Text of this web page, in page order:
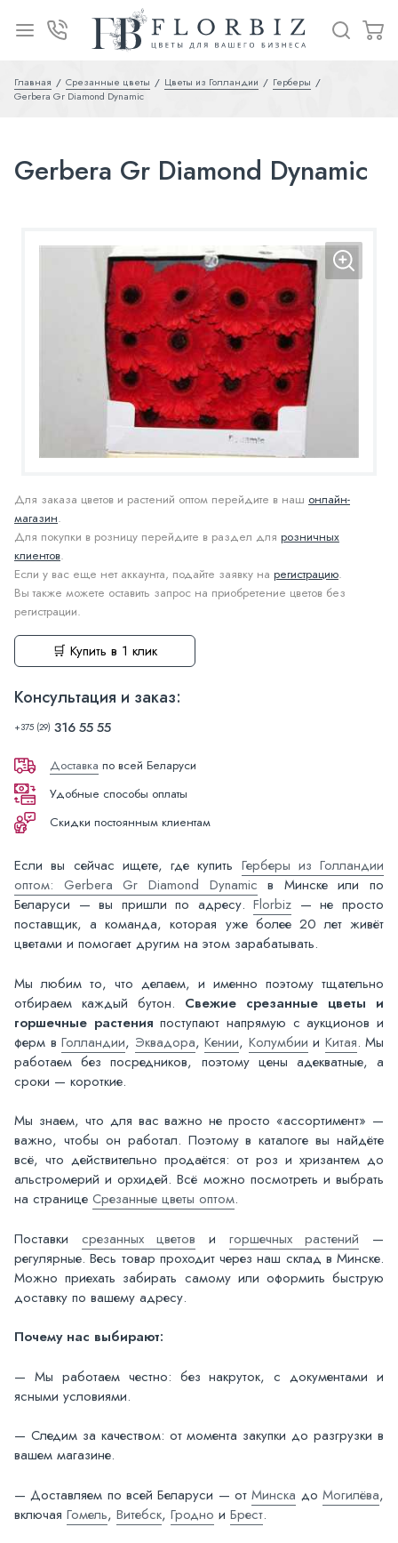
Главная Срезанные цветы Цветы из Голландии
Герберы
Gerbera Gr Diamond Dynamic
Gerbera Gr Diamond Dynamic
Для заказа цветов и растений оптом перейдите в наш онлайн-
магазин.
Для покупки в розницу перейдите в раздел для розничных
клиентов.
Если у вас еще нет аккаунта, подайте заявку на регистрацию.
Вы также можете оставить запрос на приобретение цветов без
регистрации.
🛒 Купить в 1 клик
Консультация и заказ:
+375 (29) 316 55 55
Доставка по всей Беларуси
Удобные способы оплаты
Скидки постоянным клиентам
Если вы сейчас ищете, где купить Герберы из Голландии
оптом: Gerbera Gr Diamond Dynamic в Минске или по
Беларуси — вы пришли по адресу.Florbiz — не просто
поставщик, а команда, которая уже более 20 лет живёт
цветами и помогает другим на этом зарабатывать.
Мы любим то, что делаем, и именно поэтому тщательно
отбираем каждый бутон. Свежие срезанные цветы и
горшечные растения поступают напрямую с аукционов и
ферм в Голландии, Эквадора, Кении, Колумбии и Китая. Мы
работаем без посредников, поэтому цены адекватные, а
сроки — короткие.
Мы знаем, что для вас важно не просто «ассортимент» —
важно, чтобы он работал. Поэтому в каталоге вы найдёте
всё, что действительно продаётся: от роз и хризантем до
альстромерий и орхидей. Всё можно посмотреть и выбрать
на странице Срезанные цветы оптом.
Поставки срезанных цветов и горшечных растений —
регулярные. Весь товар проходит через наш склад в Минске.
Можно приехать забирать самому или оформить быструю
доставку по вашему адресу.
Почему нас выбирают:
— Мы работаем честно: без накруток, с документами и
ясными условиями.
— Следим за качеством: от момента закупки до разгрузки в
вашем магазине.
— Доставляем по всей Беларуси — отМинска доМогилёва,
включая Гомель, Витебск, Гродно и Брест.